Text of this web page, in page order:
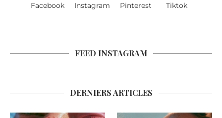
Facebook Instagram Pinterest Tiktok
FEED INSTAGRAM
DERNIERS ARTICLES